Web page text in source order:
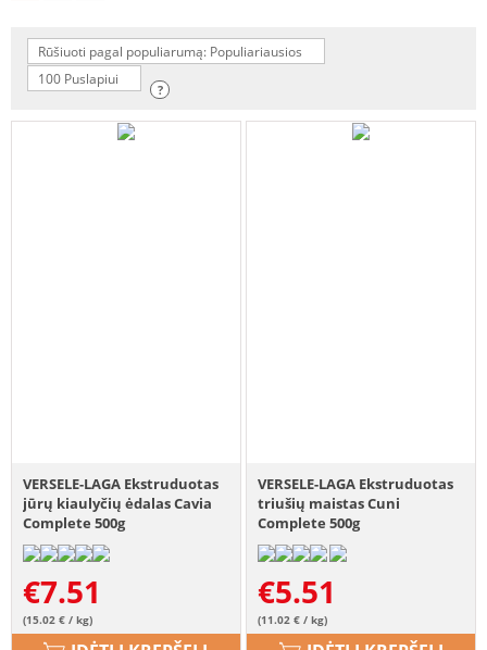
Rūšiuoti pagal populiarumą: Populiariausios
100 Puslapiui
?
VERSELE-LAGA Ekstruduotas
jūrų kiaulyčių ėdalas Cavia
Complete 500g
€7.51
(15.02 € / kg)
VERSELE-LAGA Ekstruduotas
triušių maistas Cuni
Complete 500g
€5.51
(11.02 € / kg)